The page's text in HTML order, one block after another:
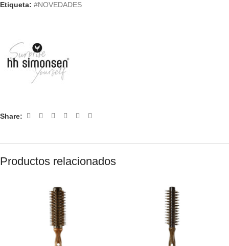
Etiqueta: #NOVEDADES
Share:
Productos relacionados